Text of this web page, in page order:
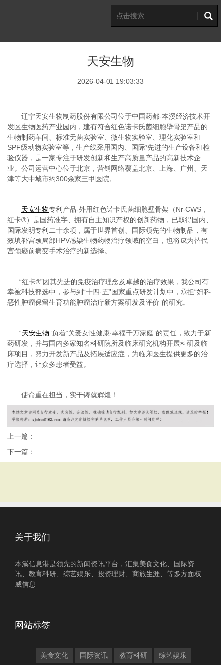
天安生物
2026-04-01 19:03:33
辽宁天安生物制药股份有限公司位于中国药都-本溪经济技术开
发区生物医药产业园内，建有符合红色诺卡氏菌细胞壁骨架产品的
生物制药车间、标准无菌实验室、微生物实验室、理化实验室和
SPF级动物实验室等，生产线采用国内、国际*先进的生产设备和检
验仪器，是一家专注于研发创新和生产高质量产品的高新技术企
业。公司运营中心位于北京，营销网络覆盖北京、上海、广州、天
津等大中城市约300余家三甲医院。
天安生物专利产品-外用红色诺卡氏菌细胞壁骨架（Nr-CWS ，
红卡®）是国药准字、拥有自主知识产权的创新药物，已取得国内、
国际发明专利二十余项，属于世界首创、国际领先的生物制品，有
效填补宫颈局部HPV感染生物药物治疗领域的空白，也将成为替代
宫颈癌前病变手术治疗的新选择。
“红卡®”因其先进的免疫治疗理念及卓越的治疗效果，我公司有
幸被科技部选中，参与到 “十四·五”国家重点研发计划中，承担“妇科
恶性肿瘤保留生育功能肿瘤治疗新方案研发及评价”的研究。
“天安生物”负着“关爱女性健康·幸福千万家庭”的责任，致力于新
药研发，并与国内多家知名科研院所及临床研究机构开展科研及临
床项目，努力开发新产品及拓展适应症，为临床医生提供更多的治
疗选择，让众多患者受益。
使命重在担当，实干铸就辉煌！
上一篇：
下一篇：
关于我们
本溪信息港是领先的新闻资讯平台，汇集美食文化、国际资
讯、教育科研、综艺娱乐、投资理财、商旅生涯、等多方面权
威信息
网站标签
美食文化 国际资讯 教育科研 综艺娱乐